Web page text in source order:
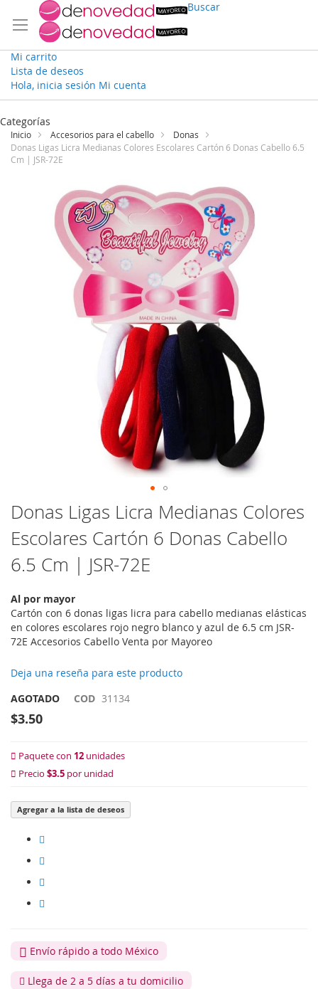
Buscar
Mi carrito
Lista de deseos
Hola, inicia sesión Mi cuenta
Ir
contenido
Categorías
Inicio Accesorios para el cabello
Donas
Donas Ligas Licra Medianas Colores Escolares Cartón 6 Donas Cabello 6.5
Cm | JSR-72E
Saltar
al
comienzo
de
la
imágenes
Donas Ligas Licra Medianas Colores
Escolares Cartón 6 Donas Cabello
6.5 Cm | JSR-72E
Al por mayor
Cartón con 6 donas ligas licra para cabello medianas elásticas
en colores escolares rojo negro blanco y azul de 6.5 cm JSR-
72E Accesorios Cabello Venta por Mayoreo
Deja una reseña para este producto
AGOTADO
COD 31134
$3.50
Paquete con 12 unidades
Precio $3.5 por unidad
Agregar a la lista de deseos
Envío rápido a todo México
Llega de 2 a 5 días a tu domicilio